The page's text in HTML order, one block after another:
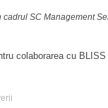
SC Management
colaborarea cu